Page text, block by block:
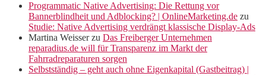
Programmatic Native Advertising: Die Rettung vor
Bannerblindheit und Adblocking? | OnlineMarketing.de zu
Studie: Native Advertising verdrängt klassische Display-Ads
Martina Weisserzu Das Freiberger Unternehmen
reparadius.de will für Transparenz im Markt der
Fahrradreparaturen sorgen
Selbstständig – geht auch ohne Eigenkapital (Gastbeitrag) |